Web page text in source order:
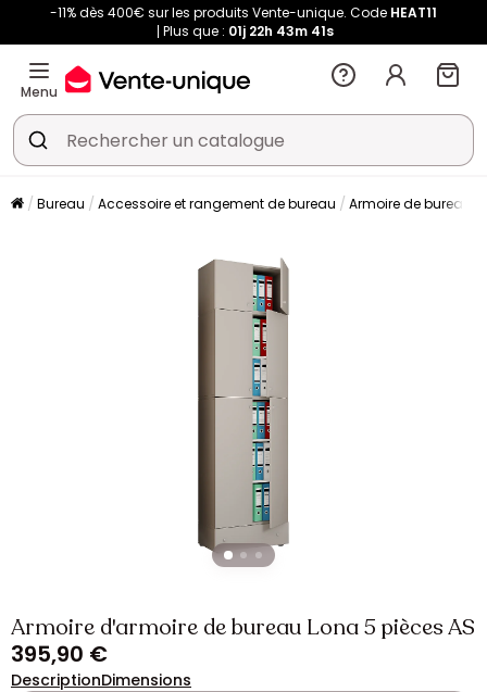
-11% dès 400€ sur les produits Vente-unique. Code HEAT11
Plus que : 01j 22h 43m 40s
Menu
Bureau Accessoire et rangement de bureau Armoire de bureau
Armoire d'armoire de bureau Lona 5 pièces AS
395,90 €
DescriptionDimensions